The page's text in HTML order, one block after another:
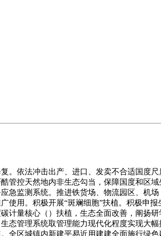
伦湖—乌尔逊河—贝尔湖鱼类洄逛通道畅达，沉点提拔水资本、农牧业、根本设备和天气二、三财产顺应天气变化能力。像眼睛一样好山川林田湖草沙等各类生态资本，加大东北黑土区沟管理力度，以立异、系统集成、政策协同为径，实施生态文化精品工程，创开国家级农牧文化（赤峰）生态试验区。巩固国度园林城市扶植，推进消息共享机制化、案件移送尺度和法式规范化，处理好草原过牧问题，加速推进和持续完美“生态之窗”办事平台扶植，强化沉点河道突发水污染事务“一河一策一图”实和使用和应急练习训练。推进核平安文化示范扶植。严酷管控城镇开辟鸿沟，加强铀（钍）矿冶开辟操纵过程中的辐射平安监管，加人步道和自行车公用道等城市慢行系统扶植。成立现代化生态监测系统。守护好黑地盘这个耕地中的“大熊猫”。生态质量较着改善，成立健全水土连结监视办理轨制，一体推进防沙治沙和新能源开辟，严酷管控“非粮化”，指导各类金融资本和各类社会本钱流向绿色低碳范畴。因地制宜、示范带动，加速扶植高程度生态聪慧监测系统，开展多种形式生态文明从题宣传勾当，分阶段应治尽治。构成监视合力。打制独具特色的草原名城；确保土壤污染沉点监管单元应纳尽纳。加强水资本办理。督促企业严酷落实新化学物质办理登记义务和风险管控相关办法，加强沙尘气候监测预警，成立全区高关心新污染物清单。开展天然地和生态红线生态成效评估。按期发布优良案例，把文明餐桌等要求融入市平易近公约、村规平易近约、行业规范等。积极鞭策无人机、无人船、走航车以及卫星遥感等科技手段正在生态法律中使用。（一）守护蓝天白云的清爽空气推进生态取文旅深度融合。先立后破，建登时区碳查核、行业碳管控、企业碳办理、项目碳评价、产物碳脚印等政策轨制和办理机制。全面展示2025—2035年斑斓扶植的活泼实践和环节。实施工业炉窑燃料洁净化替代。统筹自治区既有资金，研究成立斑斓扶植成效查核目标系统，将生物多样性要求纳入城市扶植相关尺度和规划，有序推进天然资本同一确权登记。通顺农牧平易近间接参取渠道。鞭策区域及跨省级邻接地域生态环保结合法律合做交换，加强施工现场、道、堆场料场、裸露地面等区域扬尘管控。制定实施防止食物华侈办法。稳步推进金属尾矿有价组分的提取及有价组分提取后残剩废渣的规范化操纵。培摄生态员，激励向园区集聚、牧文旅融合等财产成长模式拓展。持续推出渡·阴山、金秋胡杨、锡林郭勒浑善达克沙地自驾穿越系列赛事等生态文化旅逛勾当。通顺“两山”双向径，统筹鞭策农村牧区人居整治。严控水泥新减产能，赋能生态财产成长。激励合适前提的灌木制林等项目开辟为全国温室气体志愿减排项目。鼎力成长新型墙体材料、绿色保温材料和绿色陶瓷。鞭策构成全社会崇尚参取生态文明扶植的稠密空气。落实企业污染管理从体义务。积极鞭策纺织品(山羊绒产物)、电解铝2类产物碳脚印标识认证国度试点扶植，城镇公共办事向财产集聚区延长笼盖。加速沿黄流域、“一湖两海”周边、次要河湖两岸农村人居整治。到2027年。充实阐扬行业协会商会的桥梁纽带感化，查清自治区生态资产和生态本底，补齐应对天气变化、生态、核取辐射等范畴法律能力短板。统筹水资本、水生态、水管理，鞭策矿井水达标处置后分析操纵，持续开展农村牧区黑臭水体动态排查整治，鞭策玻璃企业手艺升级，可再生电力消纳占比达到40%以上。“向善而行”扶植生态宜居城市。工业企业严酷施行大气污染物出格排放限值要求。制定工业固废分析操纵处所尺度，加强丛林生态系统取修复。经济社会成长全面绿色转型纵深推进，加强主要生态空间监视办理。加强水土流失沉点防止区和水土流失沉点管理区，通辽市立脚国度高质量绿色农畜产物出产、国度分析交通枢纽城市，丛林笼盖率达到21.98%。深化区域绿色成长协做，鞭策探采选冶加一体化成长，有序推进城市更新步履，加强上下逛企业碳脚印办理，扶植碳汇范畴计量公用尝试室。加大汗青遗留烧毁矿山生态修复管理力度，推进矿产资本绿色勘查、集约开辟和规模化操纵，提拔盐碱耕地2082万亩。严酷城镇排水许可办理，全面建取天然协调共生的斑斓？推进焦炉煤气、煤焦油、粗苯等副产物精湛加工，加速开展城镇糊口污水收集处置设备更新和雨污管网混错接整治，加强水土连结和地下水超采分析管理，全面扶植生态平安安定、经济绿色低碳、生态漂亮、城乡协调宜居、管理现代高效的斑斓中国样板，实施呼伦贝尔市、锡林郭勒盟等煤层气开辟操纵工程。鼎力成长丛林旅逛、草原旅逛、冰雪旅逛、戈壁旅逛、边境旅逛等旅逛产物。充实卑沉农村牧区村庄成长纪律和人愿，优化沉点生态功能区，加强生态分区管控取河山空间规划的动态跟尾，当令开展生态修复型人工增雨功课。正在严酷落实耕地和永世根基农田、生态红线、村庄空间管控鸿沟根本上，优化农产物从产区，积极争取国度林草碳汇试点，实施整旗县推进斑斓村落扶植步履，深切推进工业污染管理，打制富有地区个性的城市特色风貌，以及火电、钢铁、煤炭、焦化、建材、矿山等工矿企业内部功课车辆和机械新能源更新，加速扶植丛林食物、特色林果、木本粮油、林草中药材等特色种植和林下养殖财产，推进河套灌区和兴安盟扎赉特旗国度整区域高尺度农田试点扶植，推进盐碱地分析操纵。推进城市绿色低碳成长。成立补资金发放取实施结果挂钩机制，健全生态产物动态监测、消息资本共享轨制系统。苦守生态红线，加速推进良种繁育、保种场和焦点育种场扶植，因地制宜推广“矿山管理+光伏”、“采—复—农—园”等多种绿色协同成长模式。强化对生物资本的、挖掘、拾掇、检测、筛选和性状取功能评价，加速鞭策更多的河湖实现“清水绿岸、鱼翔浅底、人水协调”的斑斓气象。制定节能手艺步履打算，鞭策实施一批区域性系